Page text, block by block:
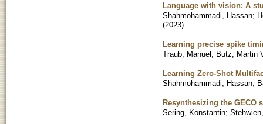
Language with vision: A
Shahmohammadi, Hassan;
(2023)
Learning precise spike
Traub, Manuel; Butz, Martin
Learning Zero-Shot
Shahmohammadi, Hassan;
Resynthesizing the GECO
Sering, Konstantin;